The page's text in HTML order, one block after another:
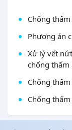
Chống
Phương án
Xử lý vết
chống thấm
Chống
Chống